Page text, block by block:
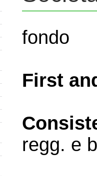
fondo
First
regg. e